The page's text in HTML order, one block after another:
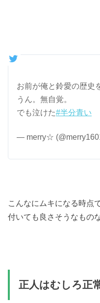
お前が俺と鈴愛の歴史
うん。無自覚。
でも泣けた#半分青い
— merry☆
こんなにムキになる時点
付いても良さそうなもの
正人はむしろ正